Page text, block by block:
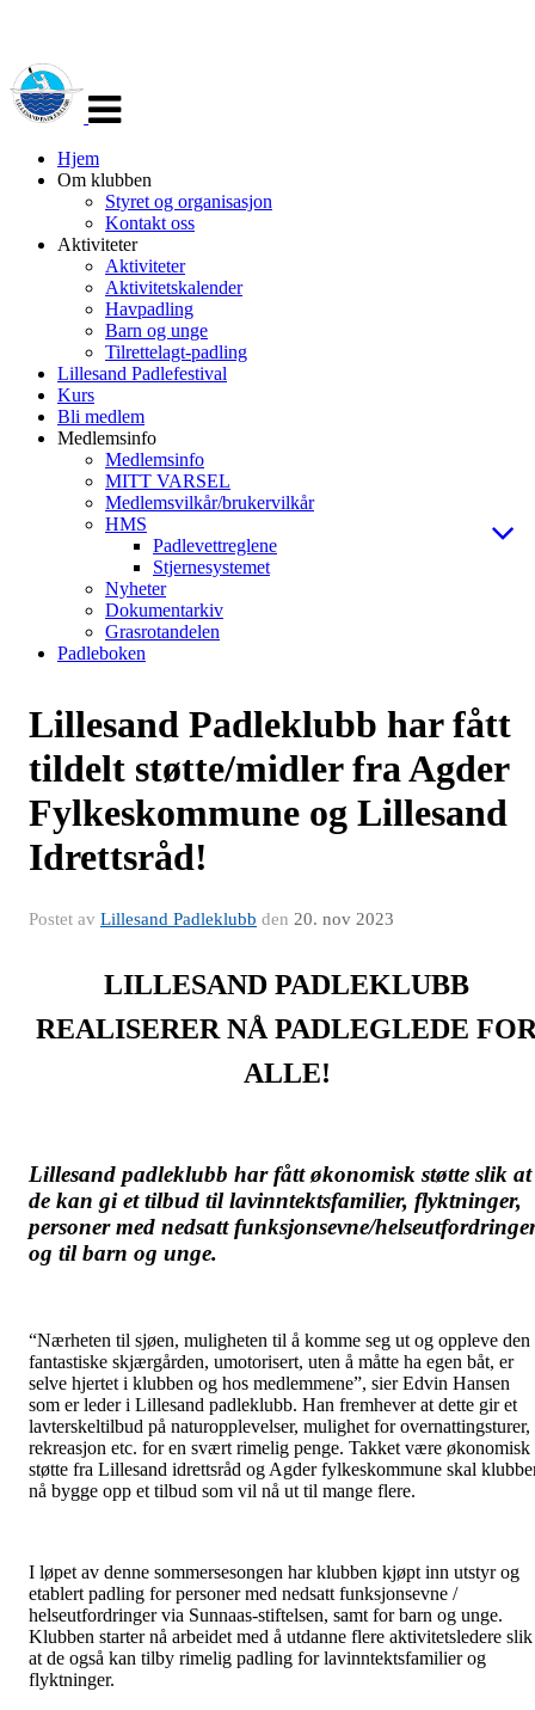
navigasjon
Hjem
Om klubben
Styret og organisasjon
Kontakt oss
Aktiviteter
Aktiviteter
Aktivitetskalender
Havpadling
Barn og unge
Tilrettelagt-padling
Lillesand Padlefestival
Kurs
Bli medlem
Medlemsinfo
Medlemsinfo
MITT VARSEL
Medlemsvilkår/brukervilkår
HMS
Padlevettreglene
Stjernesystemet
Nyheter
Dokumentarkiv
Grasrotandelen
Padleboken
Lillesand Padleklubb har fått
tildelt støtte/midler fra Agder
Fylkeskommune og Lillesand
Idrettsråd!
Postet av Lillesand Padleklubb den 20. nov 2023
LILLESAND PADLEKLUBB
REALISERER NÅ PADLEGLEDE
ALLE!
Lillesand padleklubb har fått økonomisk støtte slik at
de kan gi et tilbud til lavinntektsfamilier, flyktninger,
personer med nedsatt funksjonsevne/
og til barn og unge.
“Nærheten til sjøen, muligheten til å komme seg ut og oppleve den
fantastiske skjærgården, umotorisert, uten å måtte ha egen båt, er
selve hjertet i klubben og hos medlemmene”, sier Edvin Hansen
som er leder i Lillesand padleklubb. Han fremhever at dette gir et
lavterskeltilbud på naturopplevelser, mulighet for overnattingsturer,
rekreasjon etc. for en svært rimelig penge. Takket være økonomisk
støtte fra Lillesand idrettsråd og Agder fylkeskommune skal
nå bygge opp et tilbud som vil nå ut til mange flere.
I løpet av denne sommersesongen har klubben kjøpt inn utstyr og
etablert padling for personer med nedsatt funksjonsevne /
helseutfordringer via Sunnaas-stiftelsen, samt for barn og unge.
Klubben starter nå arbeidet med å utdanne flere aktivitetsledere slik
at de også kan tilby rimelig padling for lavinntektsfamilier og
flyktninger.